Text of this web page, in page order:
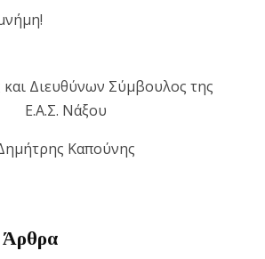
Διευθύνων Σύμβουλος της
Ε.Α.Σ. Νάξου
Καπούνης